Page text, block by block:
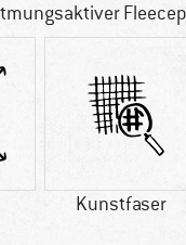
Kunstfaser